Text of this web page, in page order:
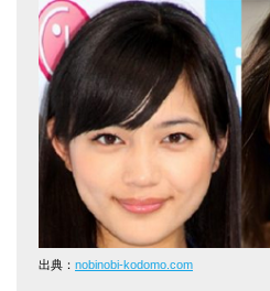
出典： nobinobi-kodomo.com